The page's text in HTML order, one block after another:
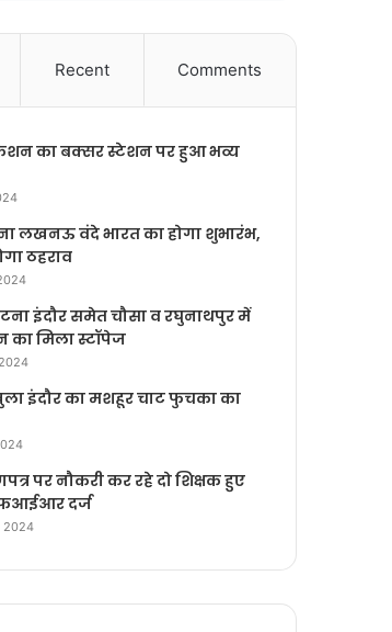
Recent Comments
का बक्सर स्टेशन पर हुआ भव्य
लखनऊ वंदे भारत का होगा शुभारंभ,
ठहराव
इंदौर समेत चौसा व रघुनाथपुर में
का मिला स्टॉपेज
इंदौर का मशहूर चाट फुचका का
पर नौकरी कर रहे दो शिक्षक हुए
दर्ज
2024